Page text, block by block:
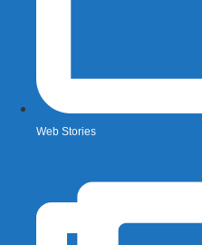
Web Stories